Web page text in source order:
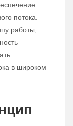
потока.
работы,
в широком